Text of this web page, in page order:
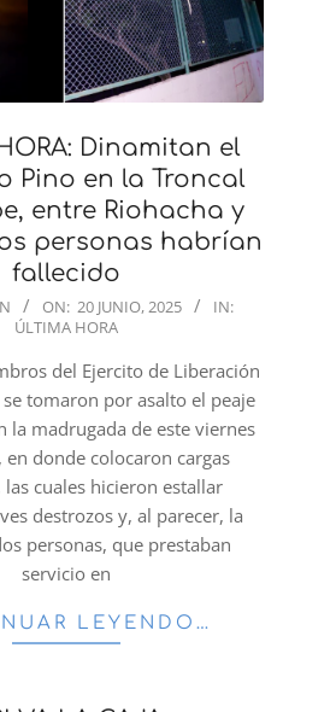
Dinamitan el
Pino en la Troncal
entre Riohacha y
personas habrían
fallecido
ON: 20 JUNIO, 2025
IN:
ÚLTIMA HORA
del Ejercito de Liberación
se tomaron por asalto el peaje
la madrugada de este viernes
donde colocaron cargas
las cuales hicieron estallar
destrozos y, al parecer, la
personas, que prestaban
servicio en
LEYENDO…